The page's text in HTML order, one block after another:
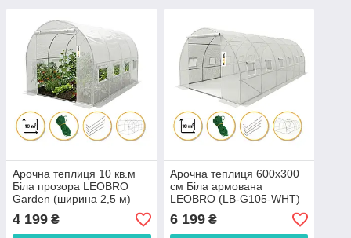
Арочна теплиця 10 кв.м
Біла прозора LEOBRO
Garden (ширина 2,5 м)
(LB-G103-WHT)
4 199 ₴
Арочна теплиця 600х300
см Біла армована
LEOBRO (LB-G105-WHT)
6 199₴